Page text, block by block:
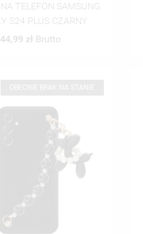
TELEFON SAMSUNG
S24 PLUS CZARNY
44,99 zł
Brutto